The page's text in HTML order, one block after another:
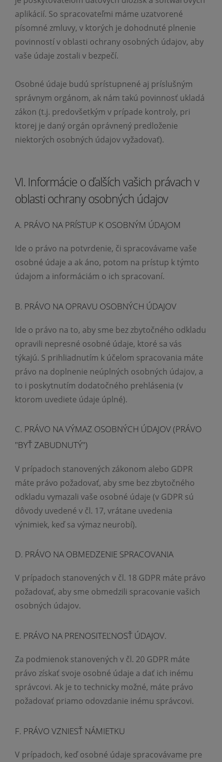
aplikácií. So spracovateľmi máme uzatvorené
písomné zmluvy, v ktorých je dohodnuté plnenie
povinností v oblasti ochrany osobných údajov, aby
vaše údaje zostali v bezpečí.
Osobné údaje budú sprístupnené aj príslušným
správnym orgánom, ak nám takú povinnosť ukladá
zákon (t.j. predovšetkým v prípade kontroly, pri
ktorej je daný orgán oprávnený predloženie
niektorých osobných údajov vyžadovať).
VI. Informácie o ďalších vašich právach v
oblasti ochrany osobných údajov
A. PRÁVO NA PRÍSTUP K OSOBNÝM ÚDAJOM
Ide o právo na potvrdenie, či spracovávame vaše
osobné údaje a ak áno, potom na prístup k týmto
údajom a informáciám o ich spracovaní.
B. PRÁVO NA OPRAVU OSOBNÝCH ÚDAJOV
Ide o právo na to, aby sme bez zbytočného odkladu
opravili nepresné osobné údaje, ktoré sa vás
týkajú. S prihliadnutím k účelom spracovania máte
právo na doplnenie neúplných osobných údajov, a
to i poskytnutím dodatočného prehlásenia (v
ktorom uvediete údaje úplné).
C. PRÁVO NA VÝMAZ OSOBNÝCH ÚDAJOV (PRÁVO
"BYŤ ZABUDNUTÝ")
V prípadoch stanovených zákonom alebo GDPR
máte právo požadovať, aby sme bez zbytočného
odkladu vymazali vaše osobné údaje (v GDPR sú
dôvody uvedené v čl. 17, vrátane uvedenia
výnimiek, keď sa výmaz neurobí).
D. PRÁVO NA OBMEDZENIE SPRACOVANIA
V prípadoch stanovených v čl. 18 GDPR máte právo
požadovať, aby sme obmedzili spracovanie vašich
osobných údajov.
E. PRÁVO NA PRENOSITEĽNOSŤ ÚDAJOV.
Za podmienok stanovených v čl. 20 GDPR máte
právo získať svoje osobné údaje a dať ich inému
správcovi. Ak je to technicky možné, máte právo
požadovať priamo odovzdanie inému správcovi.
F. PRÁVO VZNIESŤ NÁMIETKU
V prípadoch, keď osobné údaje spracovávame pre